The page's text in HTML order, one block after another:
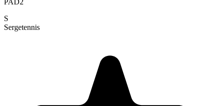
S
Sergetennis